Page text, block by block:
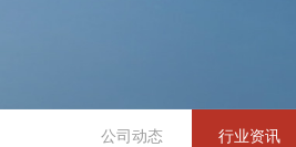
公司动态 行业资讯